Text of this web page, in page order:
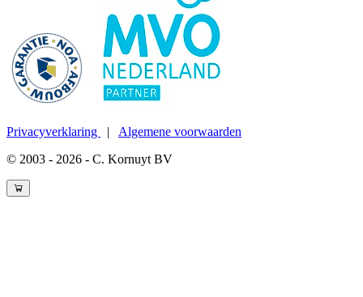
Privacyverklaring | Algemene voorwaarden
© 2003 - 2026 - C. Kornuyt BV